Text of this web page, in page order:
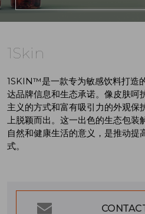
1Skin
1SKIN™是一款专为敏感饮料打造
达品牌信息和生态承诺。像皮肤
主义的方式和富有吸引力的外观保
上脱颖而出。这一出色的生态包装
自然和健康生活的意义，是推动提
式。